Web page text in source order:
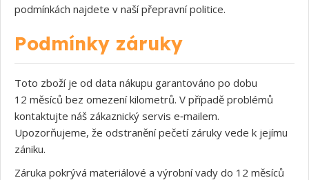
podmínkách najdete v naší přepravní politice.
Podmínky záruky
Toto zboží je od data nákupu garantováno po dobu
12 měsíců bez omezení kilometrů. V případě problémů
kontaktujte náš zákaznický servis e‑mailem.
Upozorňujeme, že odstranění pečetí záruky vede k jejímu
zániku.
Záruka pokrývá materiálové a výrobní vady do 12 měsíců